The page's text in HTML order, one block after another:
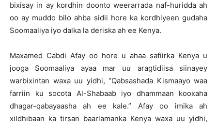
bixisay in ay kordhin doonto weerarrada naf-huridda ah
oo ay muddo bilo ahba sidii hore ka kordhiyeen gudaha
Soomaaliya iyo dalka la deriska ah ee Kenya.
Maxamed Cabdi Afay oo hore u ahaa safiirka Kenya u
jooga Soomaaliya ayaa mar uu aragtidiisa siinayey
warbixintan waxa uu yidhi, “Qabsashada Kismaayo waa
farriin ku socota Al-Shabaab iyo dhammaan kooxaha
dhagar-qabayaasha ah ee kale.” Afay oo imika ah
xildhibaan ka tirsan baarlamanka Kenya waxa uu yidhi,